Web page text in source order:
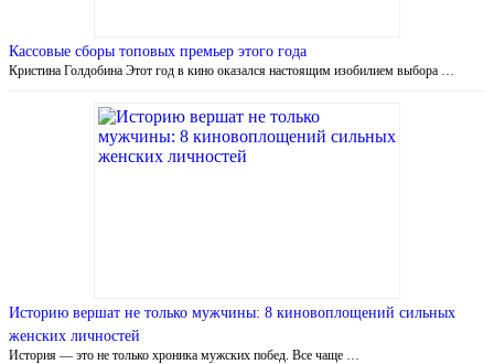
Кассовые сборы топовых премьер этого года
Кристина Голдобина Этот год в кино оказался настоящим изобилием выбора …
Историю вершат не только мужчины: 8 киновоплощений сильных
женских личностей
История — это не только хроника мужских побед. Все чаще …